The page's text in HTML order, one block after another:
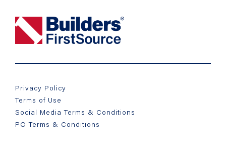
Privacy Policy
Terms of Use
Social Media Terms & Conditions
PO Terms & Conditions